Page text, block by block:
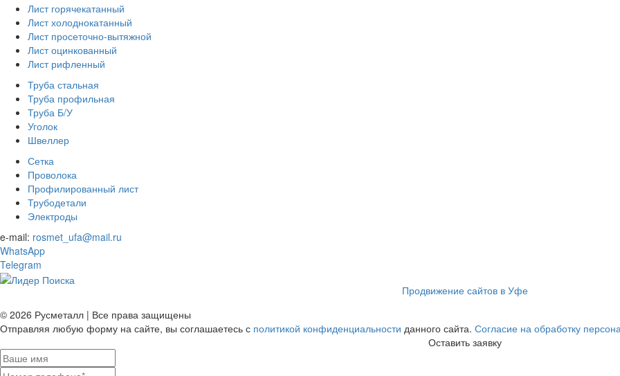
Лист горячекатанный
Лист холоднокатанный
Лист просеточно-вытяжной
Лист оцинкованный
Лист рифленный
Труба стальная
Труба профильная
Труба Б/У
Уголок
Швеллер
Сетка
Проволока
Профилированный лист
Трубодетали
Электроды
e-mail: rosmet_ufa@mail.ru
WhatsApp
Telegram
Продвижение сайтов в Уфе
© 2026 Русметалл | Все права защищены
Отправляя любую форму на сайте, вы соглашаетесь с политикой конфиденциальности данного сайта. Согласие на обработку
Оставить заявку